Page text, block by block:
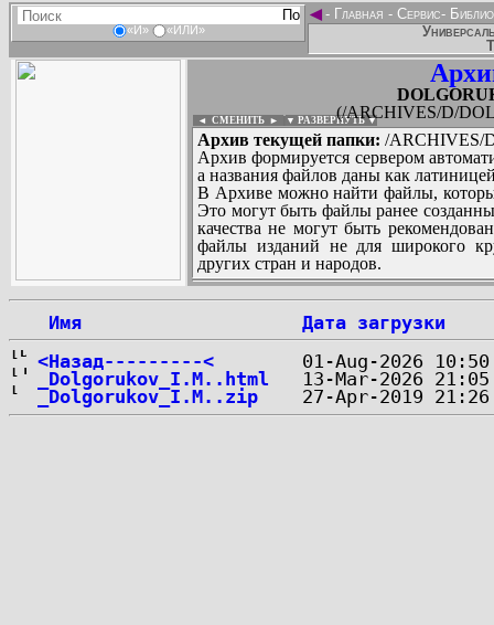
«И» «ИЛИ»
◄- Главная - Сервис-
(/ARCHIVES/D/
◄ СМЕНИТЬ ► ▼ РАЗВЕРНУТЬ ▼
Архив текущей папки: /ARCHIVES/
Архив формируется сервером
а названия файлов даны как
В Архиве можно найти файлы,
Это могут быть файлы ранее
качества не могут быть
файлы изданий не для широкого
других стран и народов.
Имя
Дата загрузки
<Назад---------<
_Dolgorukov_I.M..html
_Dolgorukov_I.M..zip